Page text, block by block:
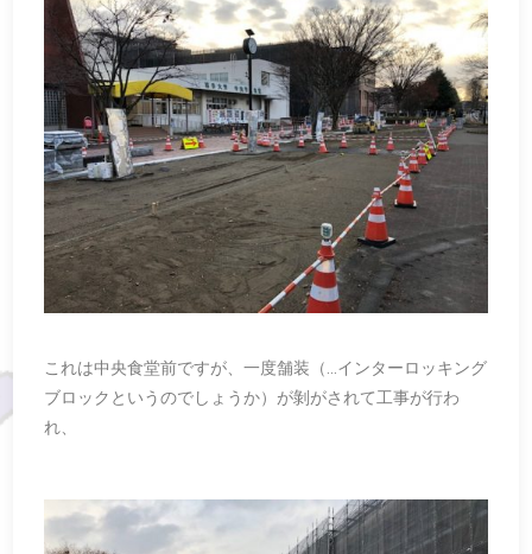
これは中央食堂前ですが、一度舗装（…インターロッキング
ブロックというのでしょうか）が剝がされて工事が行わ
れ、